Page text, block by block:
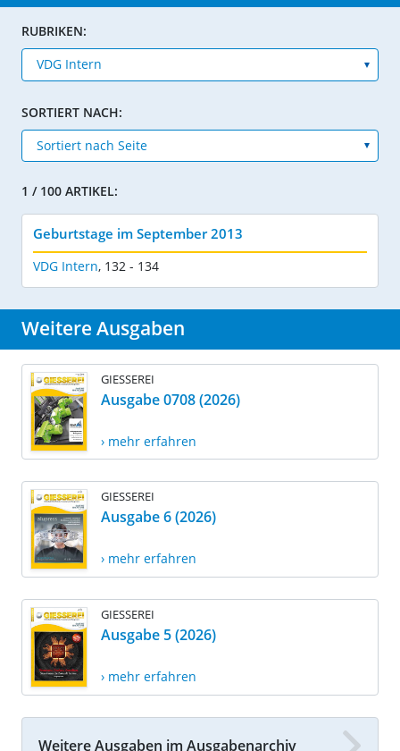
RUBRIKEN:
SORTIERT NACH:
1 / 100 ARTIKEL:
Geburtstage im September 2013
VDG Intern, 132 - 134
Weitere Ausgaben
GIESSEREI
Ausgabe 0708 (2026)
› mehr erfahren
GIESSEREI
Ausgabe 6 (2026)
› mehr erfahren
GIESSEREI
Ausgabe 5 (2026)
› mehr erfahren
Weitere Ausgaben im Ausgabenarchiv